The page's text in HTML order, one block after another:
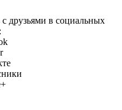
друзьями в социальных